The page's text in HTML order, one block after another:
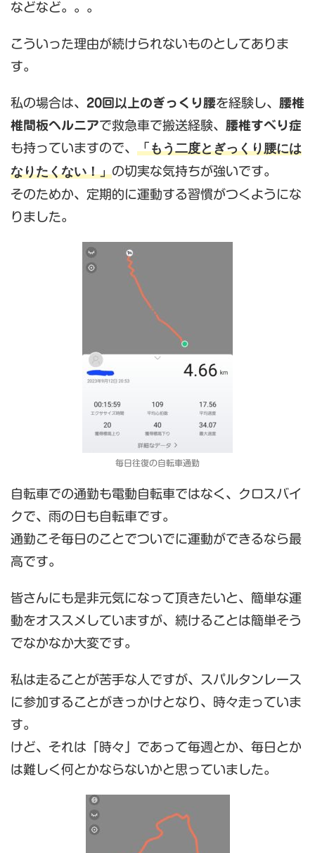
などなど。。。
こういった理由が続けられないものとしてありま
す。
私の場合は、 20回以上のぎっくり腰を経験し、 腰椎
椎間板ヘルニアで救急車で搬送経験、 腰椎すべり症
も持っていますので、 「もう二度とぎっくり腰には
なりたくない！」の切実な気持ちが強いです。
そのためか、定期的に運動する習慣がつくようにな
りました。
毎日往復の自転車通勤
自転車での通勤も電動自転車ではなく、クロスバイ
クで、雨の日も自転車です。
通勤こそ毎日のことでついでに運動ができるなら最
高です。
皆さんにも是非元気になって頂きたいと、簡単な運
動をオススメしていますが、続けることは簡単そう
でなかなか大変です。
私は走ることが苦手な人ですが、スパルタンレース
に参加することがきっかけとなり、時々走っていま
す。
けど、それは「時々」であって毎週とか、毎日とか
は難しく何とかならないかと思っていました。